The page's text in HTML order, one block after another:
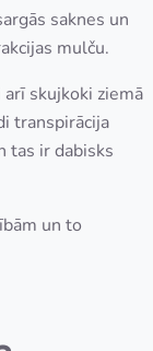
saknes un
mulču.
skujkoki ziemā
transpirācija
tas ir dabisks
un to